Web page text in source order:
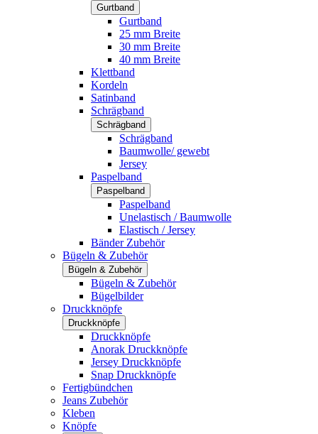
Gurtband
Gurtband
25 mm Breite
30 mm Breite
40 mm Breite
Klettband
Kordeln
Satinband
Schrägband
Schrägband
Schrägband
Baumwolle/ gewebt
Jersey
Paspelband
Paspelband
Paspelband
Unelastisch / Baumwolle
Elastisch / Jersey
Bänder Zubehör
Bügeln & Zubehör
Bügeln & Zubehör
Bügeln & Zubehör
Bügelbilder
Druckknöpfe
Druckknöpfe
Druckknöpfe
Anorak Druckknöpfe
Jersey Druckknöpfe
Snap Druckknöpfe
Fertigbündchen
Jeans Zubehör
Kleben
Knöpfe